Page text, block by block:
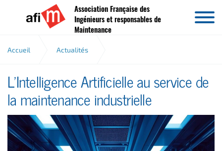
Aller au contenu
Association Française des
Ingénieurs et responsables de
Maintenance
Accueil Actualités
L'IA au cœur de la maintenance
L’Intelligence Artificielle au service de
la maintenance industrielle